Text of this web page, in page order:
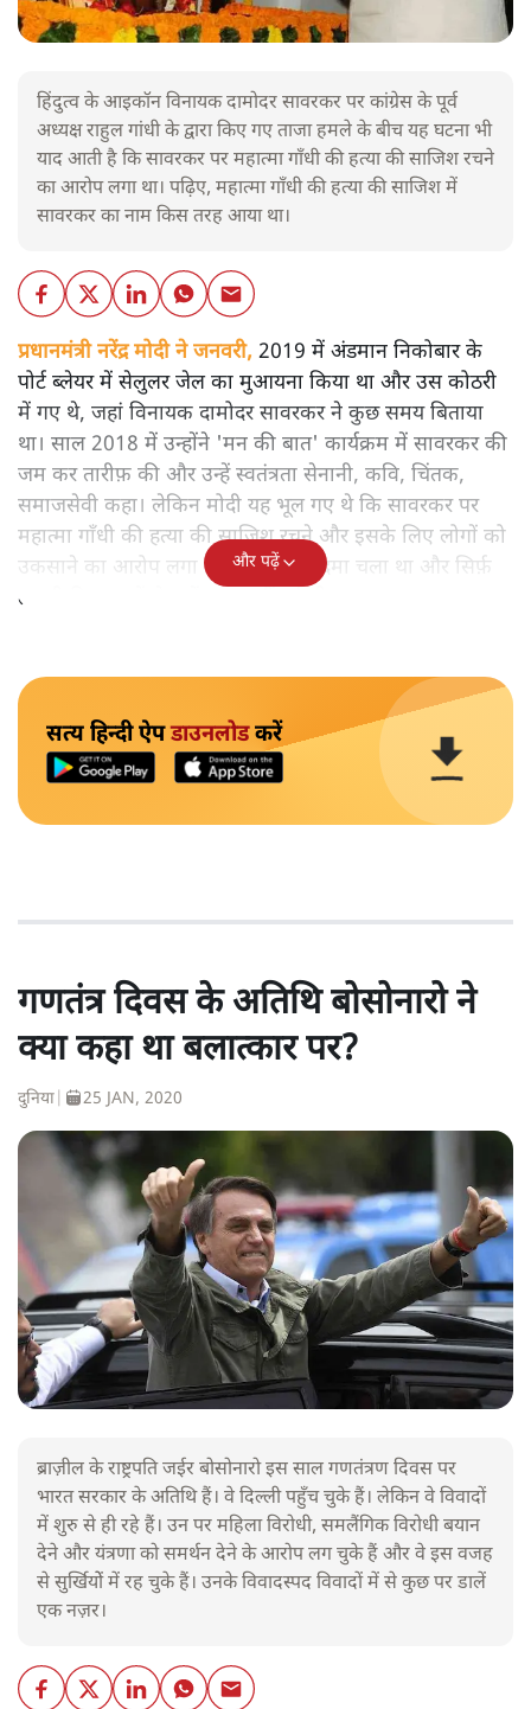
हिंदुत्व के आइकॉन विनायक दामोदर सावरकर पर कांग्रेस के पूर्व
अध्यक्ष राहुल गांधी के द्वारा किए गए ताजा हमले के बीच यह घटना भी
याद आती है कि सावरकर पर महात्मा गाँधी की हत्या की साजिश रचने
का आरोप लगा था। पढ़िए, महात्मा गाँधी की हत्या की साजिश में
सावरकर का नाम किस तरह आया था।
प्रधानमंत्री नरेंद्र मोदी ने जनवरी, 2019 में अंडमान निकोबार के
पोर्ट ब्लेयर में सेलुलर जेल का मुआयना किया था और उस कोठरी
में गए थे, जहां विनायक दामोदर सावरकर ने कुछ समय बिताया
था। साल 2018 में उन्होंने 'मन की बात' कार्यक्रम में सावरकर की
जम कर तारीफ़ की और उन्हें स्वतंत्रता सेनानी, कवि, चिंतक,
समाजसेवी कहा। लेकिन मोदी यह भूल गए थे कि सावरकर पर
महात्मा गाँधी की हत्या की साजिश रचने और इसके लिए लोगों को
उकसाने का आरोप लगा था, उन पर मुक़दमा चला था और सिर्फ़
तकनीकी कारणों से उन्हें सज़ा नहीं हुई थी।
और पढ़ें
सत्य हिन्दी ऐपडाउनलोडकरें
गणतंत्र दिवस के अतिथि बोसोनारो ने
क्या कहा था बलात्कार पर?
दुनिया 25 JAN, 2020
ब्राज़ील के राष्ट्रपति जईर बोसोनारो इस साल गणतंत्रण दिवस पर
भारत सरकार के अतिथि हैं। वे दिल्ली पहुँच चुके हैं। लेकिन वे विवादों
में शुरु से ही रहे हैं। उन पर महिला विरोधी, समलैंगिक विरोधी बयान
देने और यंत्रणा को समर्थन देने के आरोप लग चुके हैं और वे इस वजह
से सुर्खियोें में रह चुके हैं। उनके विवादस्पद विवादों में से कुछ पर डालें
एक नज़र।